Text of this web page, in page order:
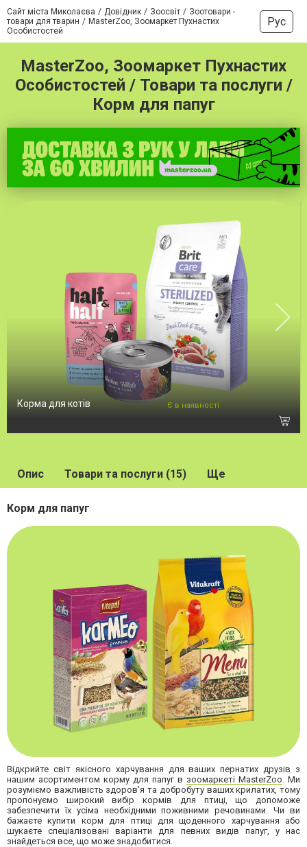
Сайт міста Миколаєва Довідник Зоосвіт
Зоотовари -
товари для тварин
MasterZoo, Зоомаркет Пухнастих
Особистостей
Рус
MasterZoo, Зоомаркет Пухнастих
Особистостей / Товари та послуги /
Корм для папуг
Корма для котів Є в наявності
Опис Товари та послуги (15) Ще
Корм для папуг
Відкрийте світ якісного харчування для ваших пернатих друзів з
нашим асортиментом корму для папуг в зоомаркеті MasterZoo . Ми
розуміємо важливість здоров'я та добробуту ваших крилатих, тому
пропонуємо широкий вибір кормів для птиці, що допоможе
забезпечити їх усіма необхідними поживними речовинами. Чи ви
бажаєте купити корм для птиці для щоденного харчування або
шукаєте спеціалізовані варіанти для певних видів папуг, у нас
знайдеться все, що може знадобитися.